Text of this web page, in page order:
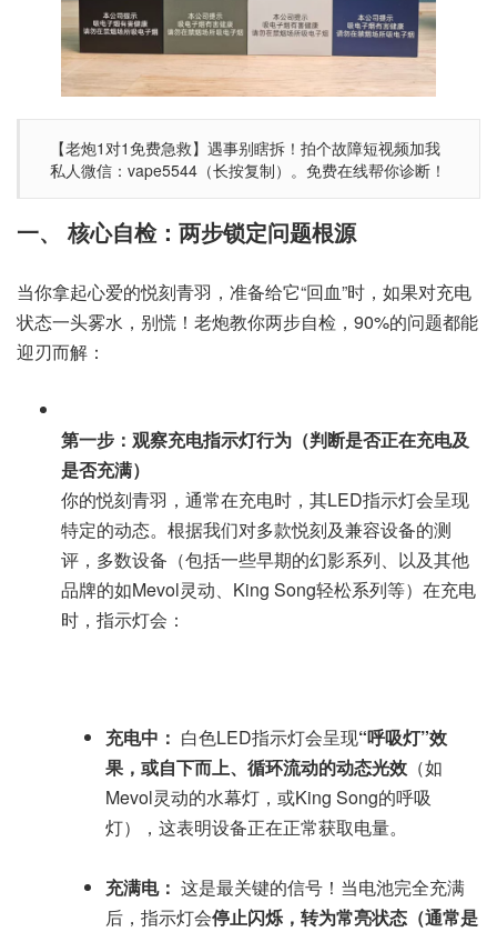
【老炮1对1免费急救】遇事别瞎拆！拍个故障短视频加我
私人微信：vape5544（长按复制）。免费在线帮你诊断！
一、 核心自检：两步锁定问题根源
当你拿起心爱的悦刻青羽，准备给它“回血”时，如果对充电
状态一头雾水，别慌！老炮教你两步自检，90%的问题都能
迎刃而解：
第一步：观察充电指示灯行为（判断是否正在充电及
是否充满）
你的悦刻青羽，通常在充电时，其LED指示灯会呈现
特定的动态。根据我们对多款悦刻及兼容设备的测
评，多数设备（包括一些早期的幻影系列、以及其他
品牌的如Mevol灵动、King Song轻松系列等）在充电
时，指示灯会：
充电中： 白色LED指示灯会呈现“呼吸灯”效
果，或自下而上、循环流动的动态光效 （如
Mevol灵动的水幕灯，或King Song的呼吸
灯），这表明设备正在正常获取电量。
充满电： 这是最关键的信号！当电池完全充满
后，指示灯会停止闪烁，转为常亮状态（通常是